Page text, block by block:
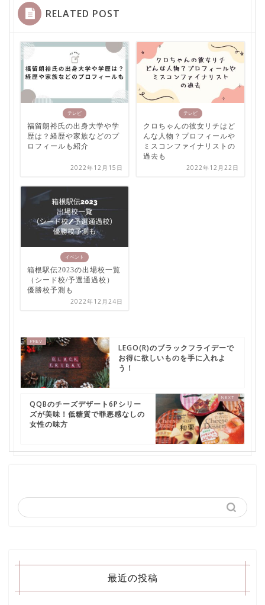
RELATED POST
テレビ
福留朗裕氏の出身大学や学
歴は？経歴や家族などのプ
ロフィールも紹介
2022年12月15日
テレビ
クロちゃんの彼女リチはど
んな人物？プロフィールや
ミスコンファイナリストの
過去も
2022年12月22日
イベント
箱根駅伝2023の出場校一覧
（シード校/予選通過校）
優勝校予測も
2022年12月24日
LEGO(R)のブラックフライデーで
お得に欲しいものを手に入れよ
う！
QQBのチーズデザート6Pシリー
ズが美味！低糖質で罪悪感なしの
女性の味方
最近の投稿